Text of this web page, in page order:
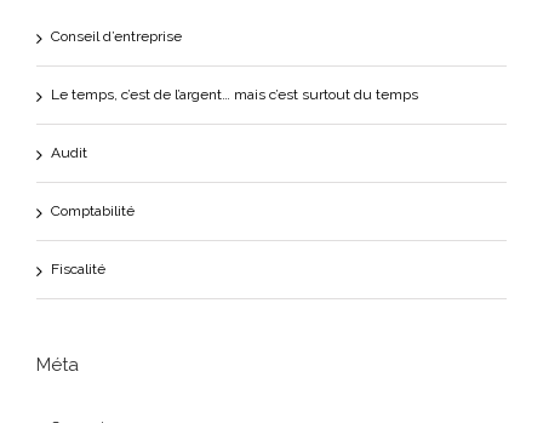
Conseil d’entreprise
Le temps, c’est de l’argent… mais c’est surtout du temps
Audit
Comptabilité
Fiscalité
Méta